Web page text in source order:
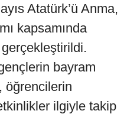
Atatürk’ü Anma,
kapsamında
bayram
öğrencilerin
ilgiyle takip